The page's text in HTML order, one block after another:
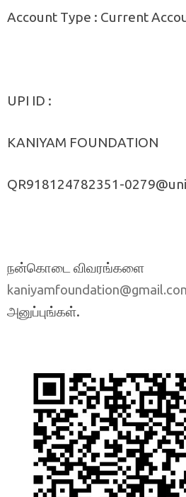
Account Type : Current
UPI ID :
KANIYAM FOUNDATION
QR918124782351-
நன்கொடை விவரங்களை
அனுப்புங்கள்.